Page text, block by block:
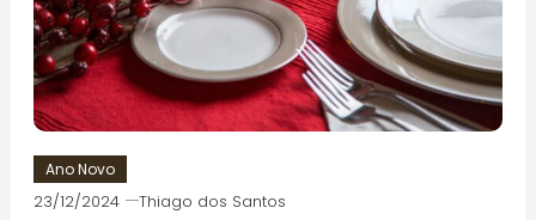
Ano Novo
23/12/2024 Thiago dos Santos